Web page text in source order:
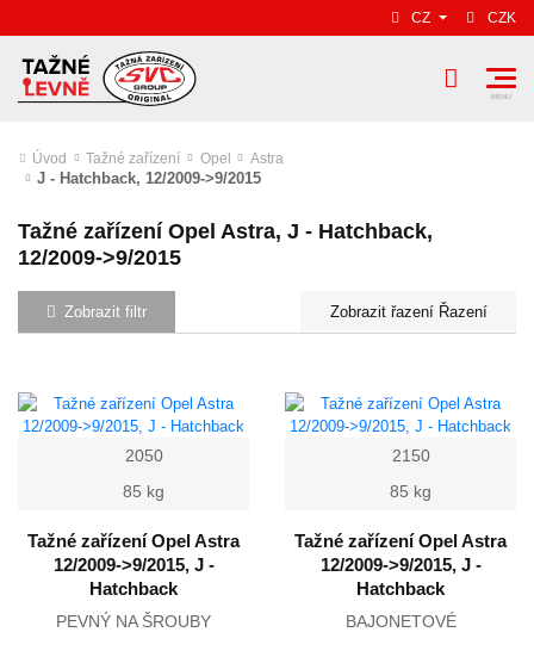
CZ CZK
Úvod Tažné zařízení Opel Astra
J - Hatchback, 12/2009->9/2015
Tažné zařízení Opel Astra, J - Hatchback,
12/2009->9/2015
Zobrazit filtr Řazení
2050
85 kg
Tažné zařízení Opel Astra
12/2009->9/2015, J -
Hatchback
PEVNÝ NA ŠROUBY
2150
85 kg
Tažné zařízení Opel Astra
12/2009->9/2015, J -
Hatchback
BAJONETOVÉ